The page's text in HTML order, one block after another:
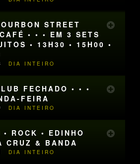
STREET
• • • EM 3 SETS
• 13H30 • 15H00 •
DIA INTEIRO
FECHADO • • •
FEIRA
DIA INTEIRO
ROCK • EDINHO
CRUZ & BANDA
DIA INTEIRO